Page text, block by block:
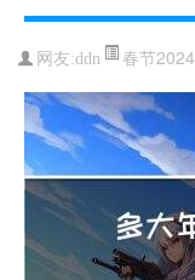
网友:ddn 春节2024